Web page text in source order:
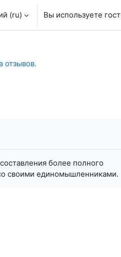
‎(ru)‎ Вы используете
отзывов.
более полного
своими единомышленниками.